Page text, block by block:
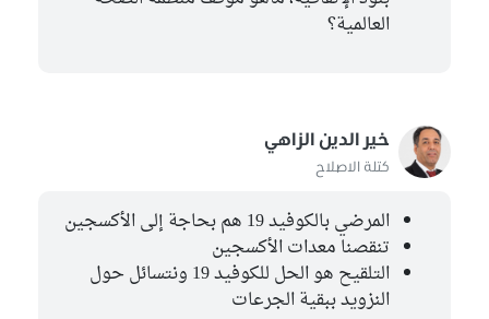
العالمية؟
خير الدين الزاهي
كتلة الاصلاح
المرضي بالكوفيد 19 هم بحاجة إلى الأكسجين
تنقصنا معدات الأكسجين
التلقيح هو الحل للكوفيد 19 ونتسائل حول
النزويد ببقية الجرعات